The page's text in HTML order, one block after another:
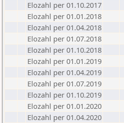
Elozahl per 01.10.2017
Elozahl per 01.01.2018
Elozahl per 01.04.2018
Elozahl per 01.07.2018
Elozahl per 01.10.2018
Elozahl per 01.01.2019
Elozahl per 01.04.2019
Elozahl per 01.07.2019
Elozahl per 01.10.2019
Elozahl per 01.01.2020
Elozahl per 01.04.2020